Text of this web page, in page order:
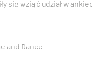
wziąć udział w
and Dance